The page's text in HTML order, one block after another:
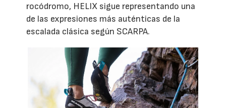
rocódromo, HELIX sigue representando una
de las expresiones más auténticas de la
escalada clásica según SCARPA.